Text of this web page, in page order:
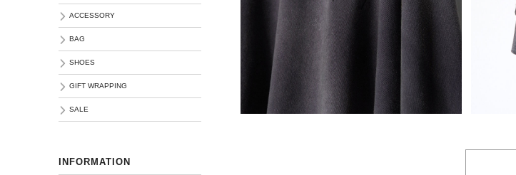
ACCESSORY
BAG
SHOES
GIFT WRAPPING
SALE
INFORMATION